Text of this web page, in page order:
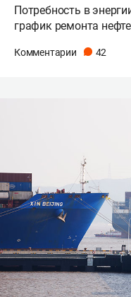
Потребность в
график ремонта
Комментарии 42